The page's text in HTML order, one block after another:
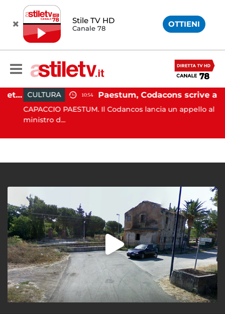
Stile TV HD
Canale 78 OTTIENI
Martina Carbonaro, braccialetto elettronico per i genitori della 14enne uccisa dall'ex CULTURA 10:54 Paestum, Codacons scrive al ministro Giuli: "Rilanciare scavi dell'Anfiteatro nell'area archeologica"
CAPACCIO PAESTUM. Il Codancos lancia un appello al
ministro d...